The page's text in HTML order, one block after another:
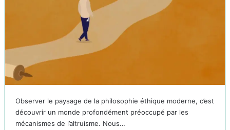
Observer le paysage de la philosophie éthique moderne, c’est
découvrir un monde profondément préoccupé par les
mécanismes de l’altruisme. Nous…